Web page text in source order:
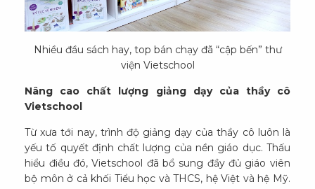
Nhiều đầu sách hay, top bán chạy đã “cập bến” thư
viện Vietschool
Nâng cao chất lượng giảng dạy của thầy cô
Vietschool
Từ xưa tới nay, trình độ giảng dạy của thầy cô luôn là
yếu tố quyết định chất lượng của nền giáo dục. Thấu
hiểu điều đó, Vietschool đã bổ sung đầy đủ giáo viên
bộ môn ở cả khối Tiểu học và THCS, hệ Việt và hệ Mỹ.